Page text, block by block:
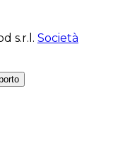
s.r.l. Società